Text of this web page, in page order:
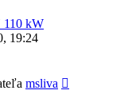
110 kW
19:24
msliva